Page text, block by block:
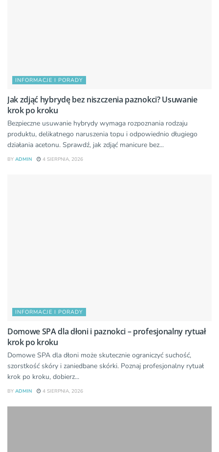
INFORMACJE I PORADY
Jak zdjąć hybrydę bez niszczenia paznokci? Usuwanie
krok po kroku
Bezpieczne usuwanie hybrydy wymaga rozpoznania rodzaju
produktu, delikatnego naruszenia topu i odpowiednio długiego
działania acetonu. Sprawdź, jak zdjąć manicure bez...
BY ADMIN 4 SIERPNIA, 2026
INFORMACJE I PORADY
Domowe SPA dla dłoni i paznokci – profesjonalny rytuał
krok po kroku
Domowe SPA dla dłoni może skutecznie ograniczyć suchość,
szorstkość skóry i zaniedbane skórki. Poznaj profesjonalny rytuał
krok po kroku, dobierz...
BY ADMIN 4 SIERPNIA, 2026